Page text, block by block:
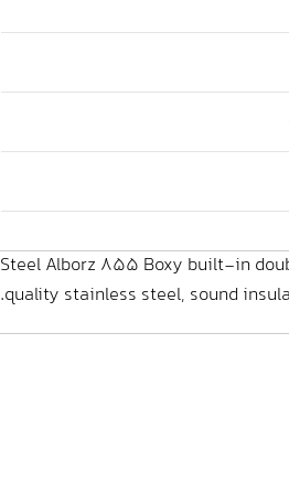
Steel Alborz 855 Boxy built-in
quality stainless steel, sound